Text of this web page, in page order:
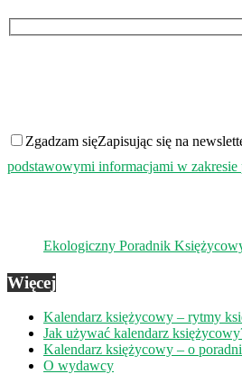
Zgadzam sięZapisując się na
podstawowymi informacjami w
Ekologiczny Poradnik
Więcej
Kalendarz księżycowy – rytmy
Jak używać kalendarz
Kalendarz księżycowy – o
O wydawcy